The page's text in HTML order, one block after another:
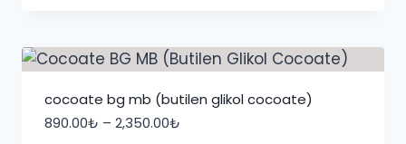
cocoate bg mb (butilen glikol cocoate)
890.00₺ – 2,350.00₺Fiyat